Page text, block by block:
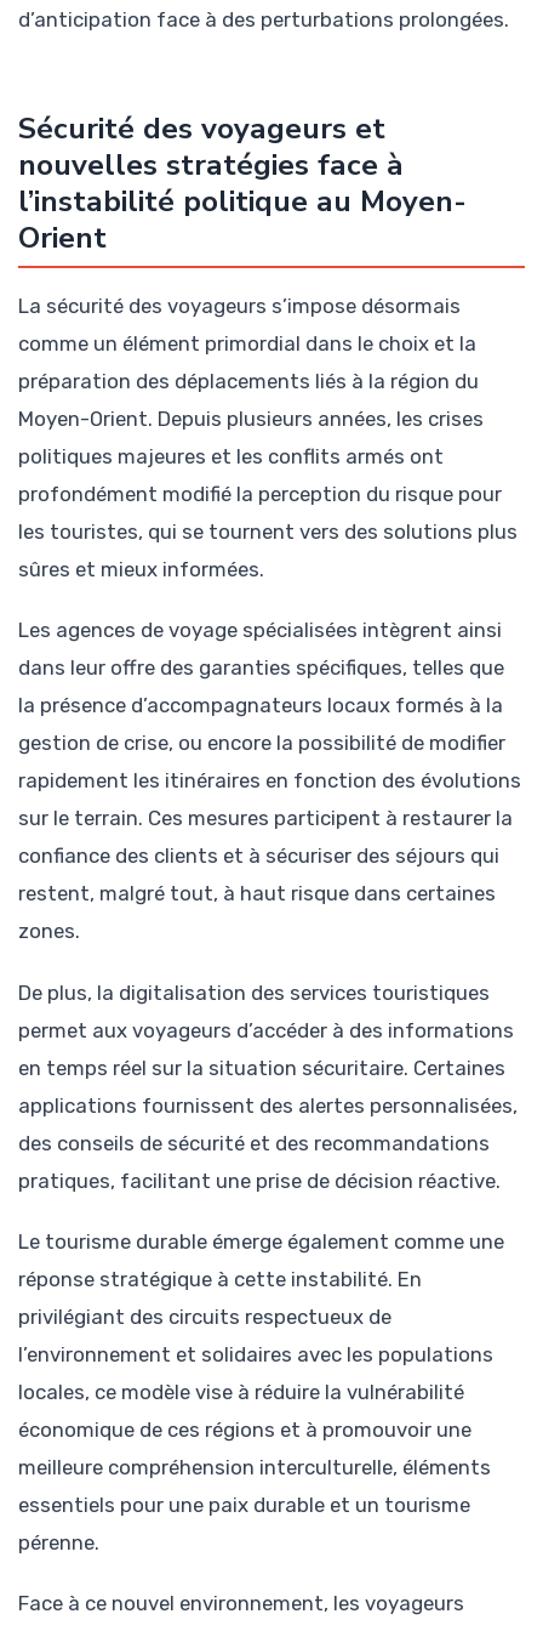
d’anticipation face à des perturbations prolongées.
Sécurité des voyageurs et
nouvelles stratégies face à
l’instabilité politique au Moyen-
Orient
La sécurité des voyageurs s’impose désormais
comme un élément primordial dans le choix et la
préparation des déplacements liés à la région du
Moyen-Orient. Depuis plusieurs années, les crises
politiques majeures et les conflits armés ont
profondément modifié la perception du risque pour
les touristes, qui se tournent vers des solutions plus
sûres et mieux informées.
Les agences de voyage spécialisées intègrent ainsi
dans leur offre des garanties spécifiques, telles que
la présence d’accompagnateurs locaux formés à la
gestion de crise, ou encore la possibilité de modifier
rapidement les itinéraires en fonction des évolutions
sur le terrain. Ces mesures participent à restaurer la
confiance des clients et à sécuriser des séjours qui
restent, malgré tout, à haut risque dans certaines
zones.
De plus, la digitalisation des services touristiques
permet aux voyageurs d’accéder à des informations
en temps réel sur la situation sécuritaire. Certaines
applications fournissent des alertes personnalisées,
des conseils de sécurité et des recommandations
pratiques, facilitant une prise de décision réactive.
Le tourisme durable émerge également comme une
réponse stratégique à cette instabilité. En
privilégiant des circuits respectueux de
l’environnement et solidaires avec les populations
locales, ce modèle vise à réduire la vulnérabilité
économique de ces régions et à promouvoir une
meilleure compréhension interculturelle, éléments
essentiels pour une paix durable et un tourisme
pérenne.
Face à ce nouvel environnement, les voyageurs